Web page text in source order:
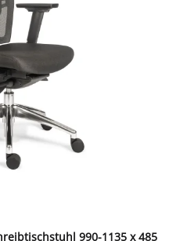
990-1135 x 485